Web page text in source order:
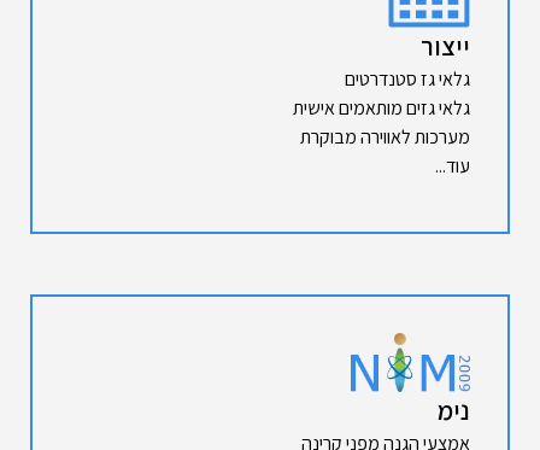
ייצור
גלאי גז סטנדרטים
גלאי גזים מותאמים אישית
מערכות לאווירה מבוקרת
עוד...
נימ
אמצעי הגנה מפני קרינה